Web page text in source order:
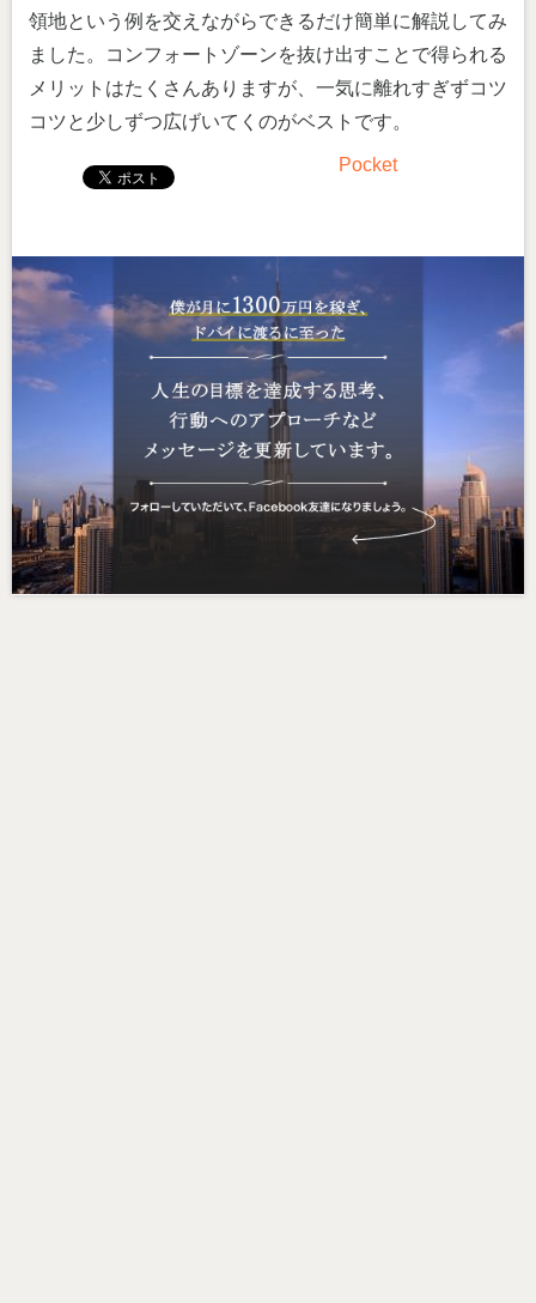
領地という例を交えながらできるだけ簡単に解説してみ
ました。コンフォートゾーンを抜け出すことで得られる
メリットはたくさんありますが、一気に離れすぎずコツ
コツと少しずつ広げいてくのがベストです。
Pocket